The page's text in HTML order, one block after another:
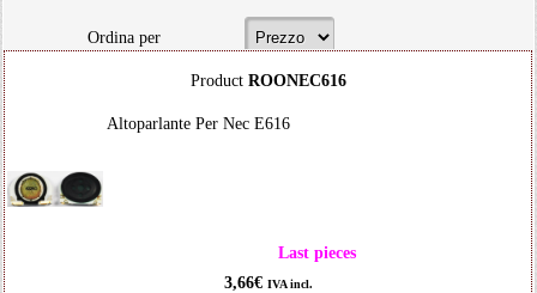
Ordina per
Product ROONEC616
Altoparlante Per Nec E616
Last pieces
3,66€ IVA incl.